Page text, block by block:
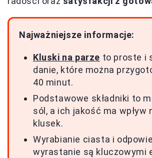
Najważniejsze informacje:
Kluski na parze to proste i
danie, które można
40 minut.
Podstawowe składniki to
sól, a ich jakość ma wpływ
klusek.
Wyrabianie ciasta i
wyrastanie są kluczowymi